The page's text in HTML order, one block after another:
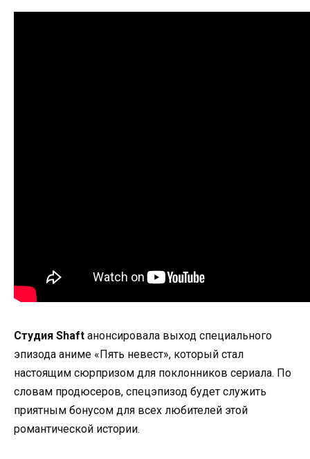
Студия Shaft анонсировала выход специального
эпизода аниме «Пять невест», который стал
настоящим сюрпризом для поклонников сериала. По
словам продюсеров, спецэпизод будет служить
приятным бонусом для всех любителей этой
романтической истории.